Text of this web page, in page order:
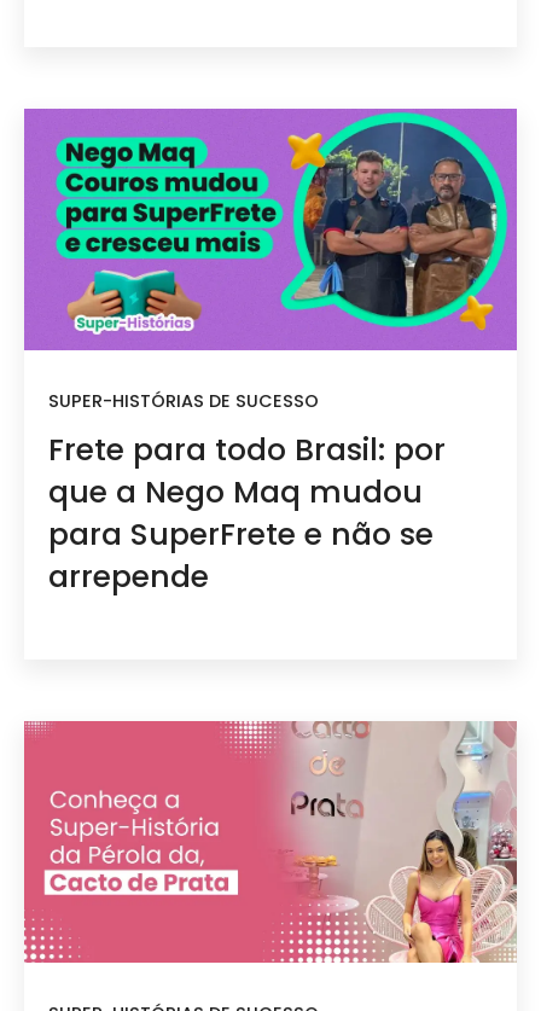
SUPER-HISTÓRIAS DE SUCESSO
Frete para todo Brasil: por
que a Nego Maq mudou
para SuperFrete e não se
arrepende